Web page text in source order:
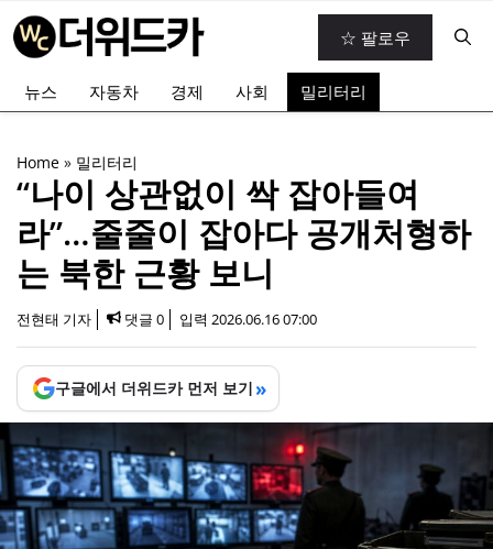
텐
☆ 팔로우
뉴스 자동차 경제 사회 밀리터리
Home » 밀리터리
“나이 상관없이 싹 잡아들여
라”…줄줄이 잡아다 공개처형하
는 북한 근황 보니
전현태 기자 댓글 0 입력 2026.06.16 07:00
구글에서 더위드카 먼저 보기 »